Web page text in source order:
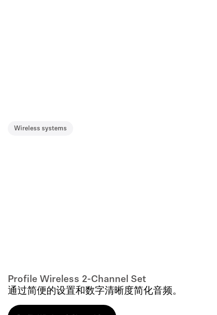
Wireless systems
Profile Wireless 2-Channel Set
通过简便的设置和数字清晰度简化音频。